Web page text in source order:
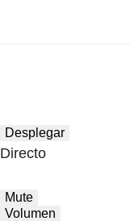
Desplegar
Directo
Mute
Volumen